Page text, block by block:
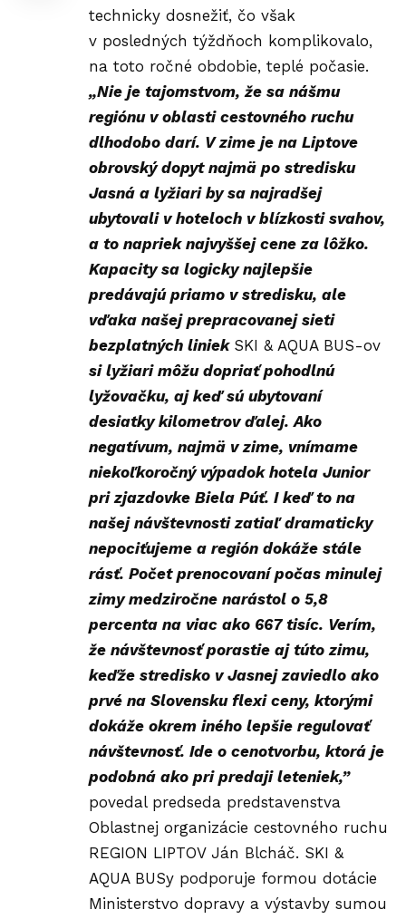
technicky dosnežiť, čo však
v posledných týždňoch komplikovalo,
na toto ročné obdobie, teplé počasie.
„Nie je tajomstvom, že sa nášmu
regiónu v oblasti cestovného ruchu
dlhodobo darí. V zime je na Liptove
obrovský dopyt najmä po stredisku
Jasná a lyžiari by sa najradšej
ubytovali v hoteloch v blízkosti svahov,
a to napriek najvyššej cene za lôžko.
Kapacity sa logicky najlepšie
predávajú priamo v stredisku, ale
vďaka našej prepracovanej sieti
bezplatných liniek SKI & AQUA BUS-ov
si lyžiari môžu dopriať pohodlnú
lyžovačku, aj keď sú ubytovaní
desiatky kilometrov ďalej. Ako
negatívum, najmä v zime, vnímame
niekoľkoročný výpadok hotela Junior
pri zjazdovke Biela Púť. I keď to na
našej návštevnosti zatiaľ dramaticky
nepociťujeme a región dokáže stále
rásť. Počet prenocovaní počas minulej
zimy medziročne narástol o 5,8
percenta na viac ako 667 tisíc. Verím,
že návštevnosť porastie aj túto zimu,
keďže stredisko v Jasnej zaviedlo ako
prvé na Slovensku flexi ceny, ktorými
dokáže okrem iného lepšie regulovať
návštevnosť. Ide o cenotvorbu, ktorá je
podobná ako pri predaji leteniek,”
povedal predseda predstavenstva
Oblastnej organizácie cestovného ruchu
REGION LIPTOV Ján Blcháč. SKI &
AQUA BUSy podporuje formou dotácie
Ministerstvo dopravy a výstavby sumou